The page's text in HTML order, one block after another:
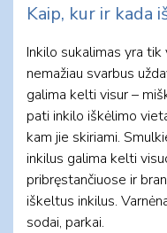
Kaip, kur ir kada
Inkilo sukalimas yra
nemažiau svarbus
galima kelti visur –
pati inkilo iškėlimo
kam jie skiriami.
inkilus galima kelti
pribręstančiuose ir
iškeltus inkilus.
sodai, parkai.